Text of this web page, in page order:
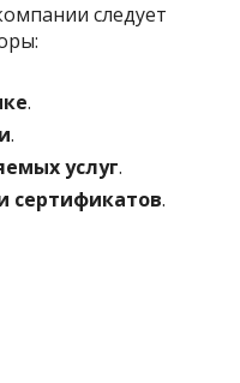
следует
.
.
услуг.
сертификатов.